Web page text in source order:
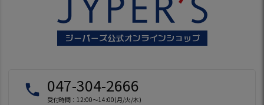
local_phone 047-304-2666
受付時間：12:00～14:00(月/火/木)